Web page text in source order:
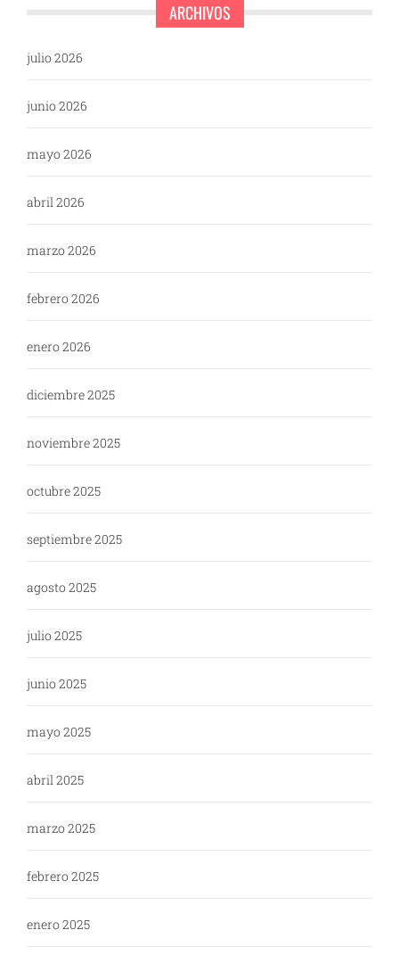
ARCHIVOS
julio 2026
junio 2026
mayo 2026
abril 2026
marzo 2026
febrero 2026
enero 2026
diciembre 2025
noviembre 2025
octubre 2025
septiembre 2025
agosto 2025
julio 2025
junio 2025
mayo 2025
abril 2025
marzo 2025
febrero 2025
enero 2025